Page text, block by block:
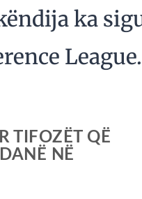
ka
League.
TIFOZËT QË
NË